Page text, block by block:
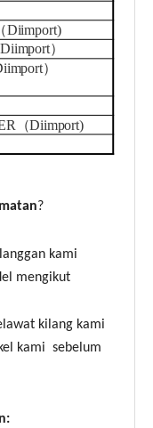
Diimport)
）
）
（Diimport)
?
kami
mengikut
kilang kami
kami sebelum